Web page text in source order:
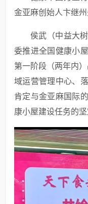
金亚麻创始人卞继
侯武（中益大
委推进全国健康小
第一阶段（两年内
域运营管理中心、
肯定与金亚麻国际
康小屋建设任务的坚